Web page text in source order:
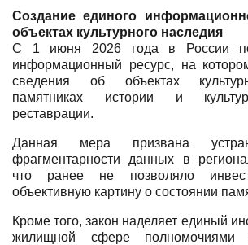
Создание единого
объектах культурного наследия
С 1 июня 2026 года в России
информационный ресурс, на
сведения об объектах
памятниках истории и
реставрации.
Данная мера призвана
фрагментарности данных в
что ранее не позволяло
объективную картину о состоянии
Кроме того, закон наделяет единый
жилищной сфере полномочиями